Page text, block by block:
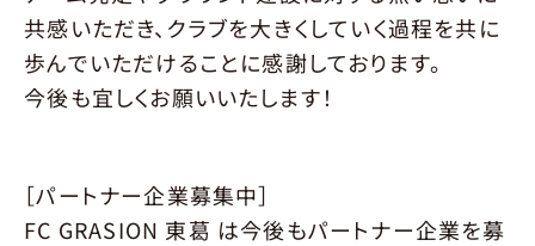
共感いただき、クラブを大きくしていく過程を共に
歩んでいただけることに感謝しております。
今後も宜しくお願いいたします！
［パートナー企業募集中］
FC GRASION 東葛 は今後もパートナー企業を募